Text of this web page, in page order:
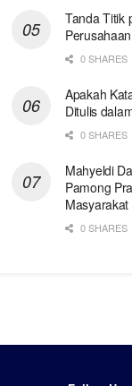
Tanda Titik
Perusahaan
0 SHARES
Apakah
Ditulis
0 SHARES
Mahyeldi
Pamong
0 SHARES